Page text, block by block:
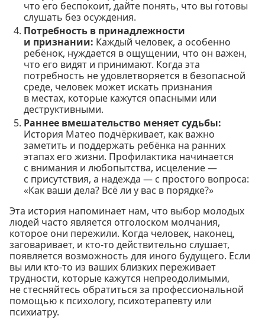
что его беспокоит, дайте понять, что вы готовы
слушать без осуждения.
Потребность в принадлежности
и признании: Каждый человек, а особенно
ребёнок, нуждается в ощущении, что он важен,
что его видят и принимают. Когда эта
потребность не удовлетворяется в безопасной
среде, человек может искать признания
в местах, которые кажутся опасными или
деструктивными.
Раннее вмешательство меняет судьбы:
История Матео подчёркивает, как важно
заметить и поддержать ребёнка на ранних
этапах его жизни. Профилактика начинается
с внимания и любопытства, исцеление —
с присутствия, а надежда — с простого вопроса:
«Как ваши дела? Всё ли у вас в порядке?»
Эта история напоминает нам, что выбор молодых
людей часто является отголоском молчания,
которое они пережили. Когда человек, наконец,
заговаривает, и кто-то действительно слушает,
появляется возможность для иного будущего. Если
вы или кто-то из ваших близких переживает
трудности, которые кажутся непреодолимыми,
не стесняйтесь обратиться за профессиональной
помощью к психологу, психотерапевту или
психиатру.